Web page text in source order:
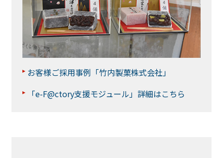
お客様ご採用事例「竹内製菓株式会社」
「e-F@ctory支援モジュール」詳細はこちら